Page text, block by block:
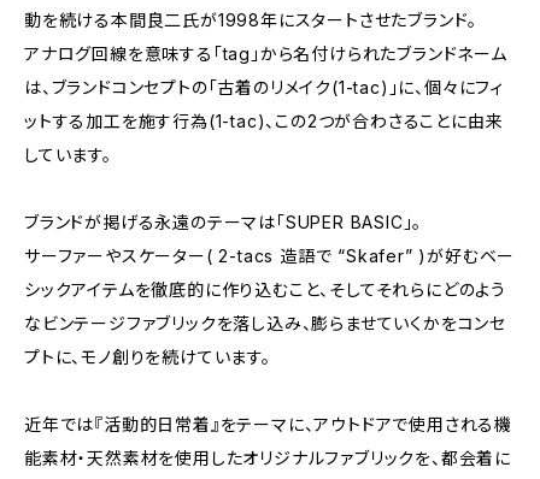
動を続ける本間良二氏が1998年にスタートさせたブランド。
アナログ回線を意味する「tag」から名付けられたブランドネーム
は、ブランドコンセプトの「古着のリメイク(1-tac)」に、個々にフィ
ットする加工を施す行為(1-tac)、この2つが合わさることに由来
しています。
ブランドが掲げる永遠のテーマは「SUPER BASIC」。
サーファーやスケーター( 2-tacs 造語で “Skafer” )が好むベー
シックアイテムを徹底的に作り込むこと、そしてそれらにどのよう
なビンテージファブリックを落し込み、膨らませていくかをコンセ
プトに、モノ創りを続けています。
近年では『活動的日常着』をテーマに、アウトドアで使用される機
能素材・天然素材を使用したオリジナルファブリックを、都会着に